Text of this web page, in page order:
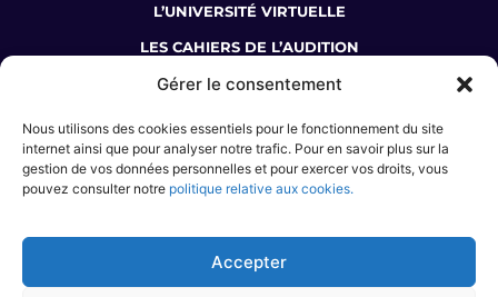
Gérer le consentement
Nous utilisons des cookies essentiels pour le fonctionnement du site
internet ainsi que pour analyser notre trafic. Pour en savoir plus sur la
gestion de vos données personnelles et pour exercer vos droits, vous
pouvez consulter notre politique relative aux cookies.
Accepter
L’UNIVERSITÉ VIRTUELLE
LES CAHIERS DE L’AUDITION
LA BOUTIQUE DU COLLÈGE
JE SUIS AUDIOPROTHÉSISTE
J’ÉTUDIE L’AUDIOPROTHÈSE